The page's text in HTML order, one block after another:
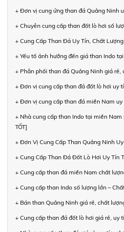
+ Đơn vị cung ứng than đá Quảng Ninh
+ Chuyên cung cấp than đốt lò hơi số
+ Cung Cấp Than Đá Uy Tín, Chất
+ Yếu tố ảnh hưởng đến giá than Indo
+ Phân phối than đá Quảng Ninh giá
+ Đơn vị cung cấp than đá đốt lò hơi uy
+ Đơn vị cung cấp than đá miền Nam
+ Nhà cung cấp than Indo tại miền Nam
TỐT]
+ Đơn Vị Cung Cấp Than Quảng Ninh
+ Cung Cấp Than Đá Đốt Lò Hơi Uy Tín
+ Cung cấp than đá miền Nam chất
+ Cung cấp than Indo số lượng lớn –
+ Bán than Quảng Ninh giá rẻ, chất
+ Cung cấp than đá đốt lò hơi giá rẻ, uy